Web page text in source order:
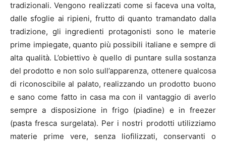
tradizionali. Vengono realizzati come si faceva una volta,
dalle sfoglie ai ripieni, frutto di quanto tramandato dalla
tradizione, gli ingredienti protagonisti sono le materie
prime impiegate, quanto più possibili italiane e sempre di
alta qualità. L’obiettivo è quello di puntare sulla sostanza
del prodotto e non solo sull’apparenza, ottenere qualcosa
di riconoscibile al palato, realizzando un prodotto buono
e sano come fatto in casa ma con il vantaggio di averlo
sempre a disposizione in frigo (piadine) e in freezer
(pasta fresca surgelata). Per i nostri prodotti utilizziamo
materie prime vere, senza liofilizzati, conservanti o